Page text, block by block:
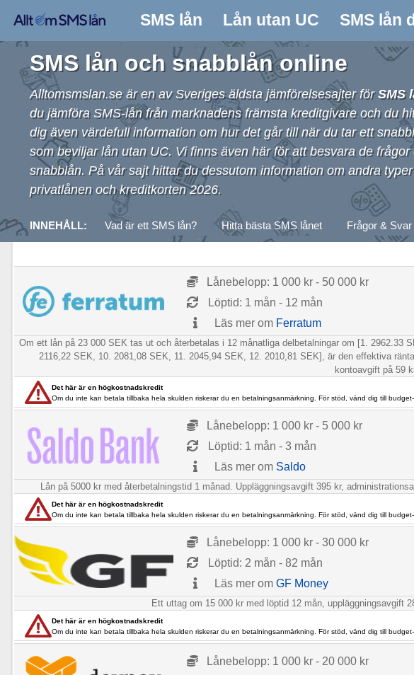
SMS lån Lån utan UC SMS lån
SMS lån och snabblån online
Alltomsmslan.se är en av Sveriges äldsta jämförelsesajter förSMS
du jämföra SMS-lån från marknadens främsta kreditgivare och du
dig även värdefull information om hur det går till när du tar ett
som beviljarlån utan UC. Vi finns även här för att besvara de
snabblån. På vår sajt hittar du dessutom information om andra
privatlånen och kreditkorten 2026.
INNEHÅLL: Vad är ett SMS lån? Hitta bästa SMS lånet Frågor & Svar
Lånebelopp: 1 000 kr - 50 000 kr
Löptid: 1 mån - 12 mån
Läs mer om Ferratum
Om ett lån på 23 000 SEK tas ut och återbetalas i 12 månatliga delbetalningar om [1.
2116,22 SEK, 10. 2081,08 SEK, 11. 2045,94 SEK, 12. 2010,81 SEK], är den effektiva
kontoavgift på 59
Det här är en högkostnadskredit
Om du inte kan betala tillbaka hela skulden riskerar du en betalningsanmärkning. För stöd, vänd dig till
Lånebelopp: 1 000 kr - 5 000 kr
Löptid: 1 mån - 3 mån
Läs mer om Saldo
Lån på 5000 kr med återbetalningstid 1 månad. Uppläggningsavgift 395 kr,
Det här är en högkostnadskredit
Om du inte kan betala tillbaka hela skulden riskerar du en betalningsanmärkning. För stöd, vänd dig till
Lånebelopp: 1 000 kr - 30 000 kr
Löptid: 2 mån - 82 mån
Läs mer om GF Money
Ett uttag om 15 000 kr med löptid 12 mån, uppläggningsavgift
Det här är en högkostnadskredit
Om du inte kan betala tillbaka hela skulden riskerar du en betalningsanmärkning. För stöd, vänd dig till
Lånebelopp: 1 000 kr - 20 000 kr